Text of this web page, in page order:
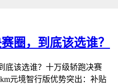
圈，到底该选谁？
底该选谁？十万级轿跑决赛
元境智行版优势突出：补贴